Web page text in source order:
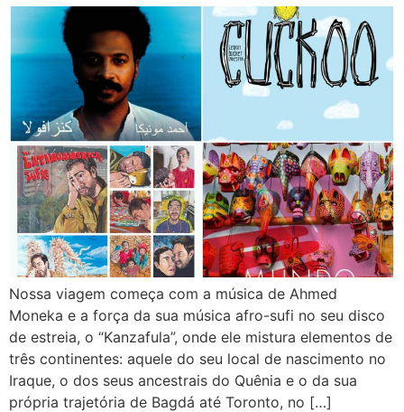
Nossa viagem começa com a música de Ahmed
Moneka e a força da sua música afro-sufi no seu disco
de estreia, o “Kanzafula”, onde ele mistura elementos de
três continentes: aquele do seu local de nascimento no
Iraque, o dos seus ancestrais do Quênia e o da sua
própria trajetória de Bagdá até Toronto, no […]